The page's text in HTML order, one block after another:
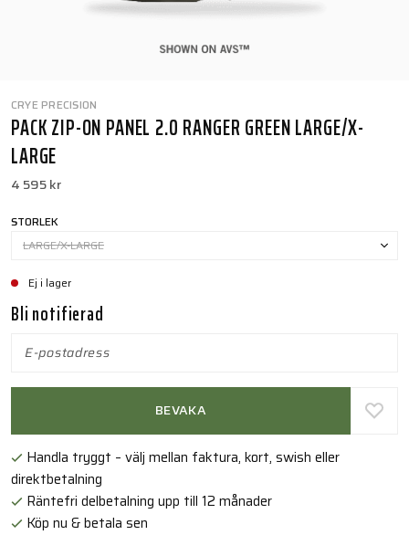
CRYE PRECISION
PACK ZIP-ON PANEL 2.0 RANGER GREEN LARGE/X-
LARGE
4 595 kr
STORLEK
LARGE/X-LARGE
Ej i lager
Bli notifierad
BEVAKA
Handla tryggt – välj mellan faktura, kort, swish eller
direktbetalning
Räntefri delbetalning upp till 12 månader
Köp nu & betala sen